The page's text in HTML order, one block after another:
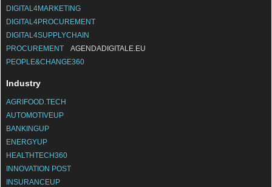
DIGITAL4FINANCE
DIGITAL4LEGAL
DIGITAL4MARKETING
DIGITAL4PROCUREMENT
DIGITAL4SUPPLYCHAIN
PEOPLE&CHANGE360
Industry
AGRIFOOD.TECH
AUTOMOTIVEUP
BANKINGUP
ENERGYUP
HEALTHTECH360